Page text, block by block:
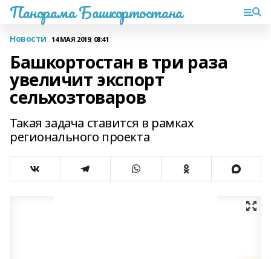
Панорама Башкортостана
Новости 14 МАЯ 2019, 08:41
Башкортостан в три раза
увеличит экспорт
сельхозтоваров
Такая задача ставится в рамках
регионального проекта